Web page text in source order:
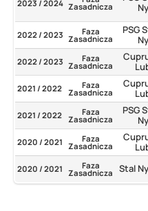
2023 / 2024 Zasadnicza
2022 / 2023 Faza
Zasadnicza
PSG
2022 / 2023 Faza
Zasadnicza
2021 / 2022 Faza
Zasadnicza
2021 / 2022 Faza
Zasadnicza
PSG
2020 / 2021 Faza
Zasadnicza
2020 / 2021 Faza
Zasadnicza Stal